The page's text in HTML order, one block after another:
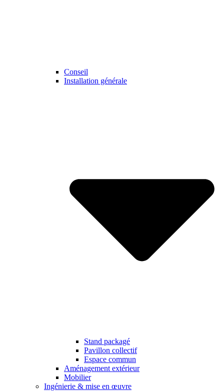
Conseil
Installation générale
Stand packagé
Pavillon collectif
Espace commun
Aménagement extérieur
Mobilier
Ingénierie & mise en œuvre